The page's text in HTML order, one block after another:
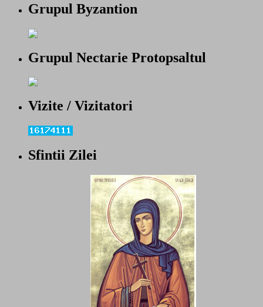
Grupul Byzantion
Grupul Nectarie Protopsaltul
Vizite / Vizitatori
Sfintii Zilei